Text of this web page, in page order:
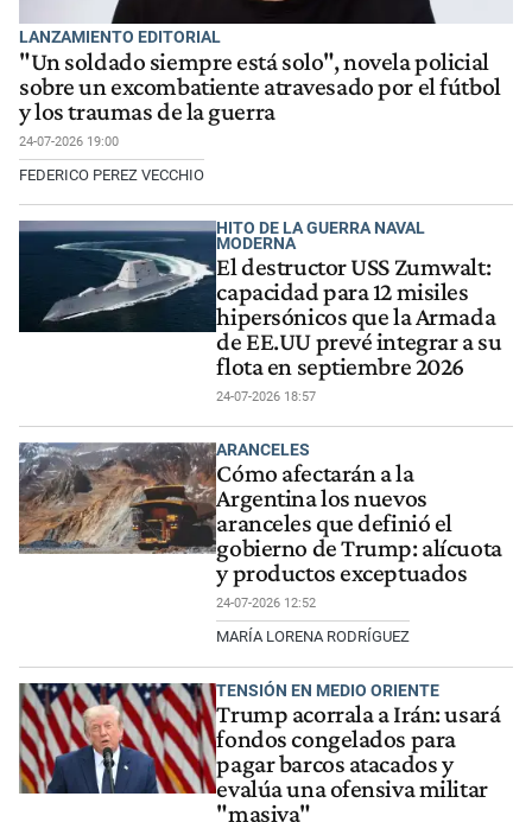
LANZAMIENTO EDITORIAL
"Un soldado siempre está solo", novela policial
sobre un excombatiente atravesado por el fútbol
y los traumas de la guerra
24-07-2026 19:00
FEDERICO PEREZ VECCHIO
HITO DE LA GUERRA NAVAL
MODERNA
El destructor USS Zumwalt:
capacidad para 12 misiles
hipersónicos que la Armada
de EE.UU prevé integrar a su
flota en septiembre 2026
24-07-2026 18:57
ARANCELES
Cómo afectarán a la
Argentina los nuevos
aranceles que definió el
gobierno de Trump: alícuota
y productos exceptuados
24-07-2026 12:52
MARÍA LORENA RODRÍGUEZ
TENSIÓN EN MEDIO ORIENTE
Trump acorrala a Irán: usará
fondos congelados para
pagar barcos atacados y
evalúa una ofensiva militar
"masiva"